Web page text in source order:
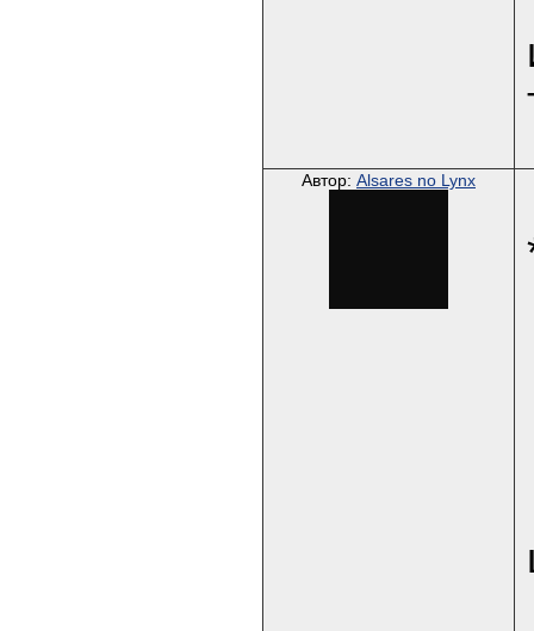
Автор: Alsares no Lynx